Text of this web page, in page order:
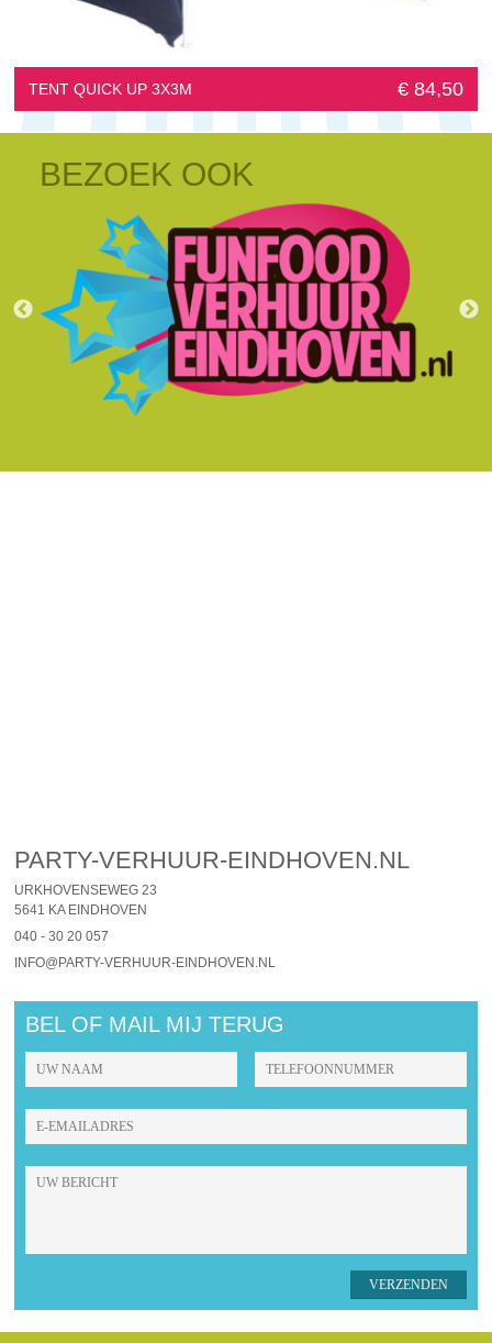
TENT QUICK UP 3X3M € 84,50
BEZOEK OOK
PARTY-VERHUUR-EINDHOVEN.NL
URKHOVENSEWEG 23
5641 KA EINDHOVEN
040 - 30 20 057
INFO@PARTY-VERHUUR-EINDHOVEN.NL
BEL OF MAIL MIJ TERUG